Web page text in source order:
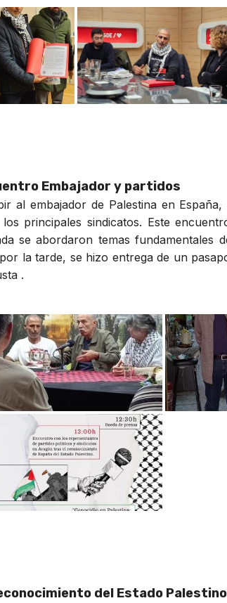
Embajador y partidos
al embajador de Palestina en
principales sindicatos. Este
se abordaron temas fundamentales
la tarde, se hizo entrega de un
.
del Estado Palestino